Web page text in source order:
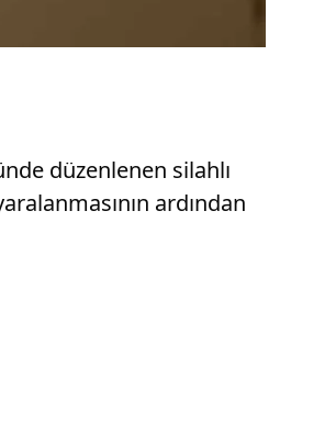
düzenlenen silahlı
ardından